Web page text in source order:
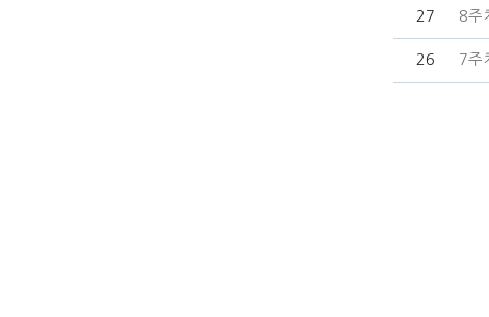
27 8주
26 7